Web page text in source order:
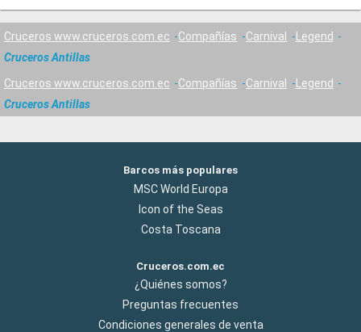
Cruceros www.cruceros.com.ec Compañías Carnival
Legend
Cruceros Antillas
Cruceros www.cruceros.com.ec Compañías Carnival
Legend
Cruceros Antillas
Barcos más populares
MSC World Europa
Icon of the Seas
Costa Toscana
Cruceros.com.ec
¿Quiénes somos?
Preguntas frecuentes
Condiciones generales de venta